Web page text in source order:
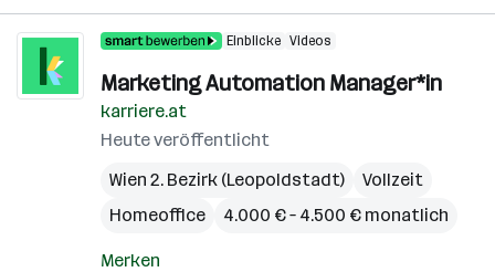
Einblicke Videos
Marketing Automation Manager*in
karriere.at
Heute veröffentlicht
Wien 2. Bezirk (Leopoldstadt)
Vollzeit
Homeoffice
4.000 € – 4.500 € monatlich
Merken